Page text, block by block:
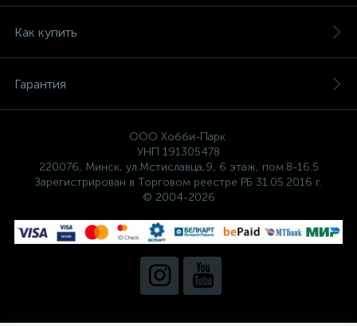
Как купить
Гарантия
ООО Хобби-Парк
УНП 191305478
220076, Минск, ул.Мстиславца,9, 6 этаж, пом.8-16.5
Зарегистрирован в Торговом реестре РБ 31.05.2016 г.
© 2004-2026